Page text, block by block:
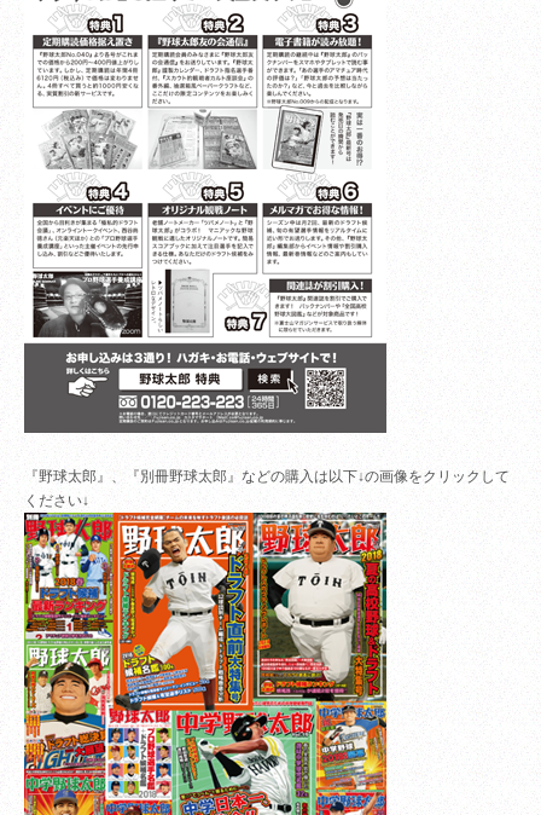
『野球太郎』、『別冊野球太郎』などの購入は以下↓の画像をクリックして
ください↓